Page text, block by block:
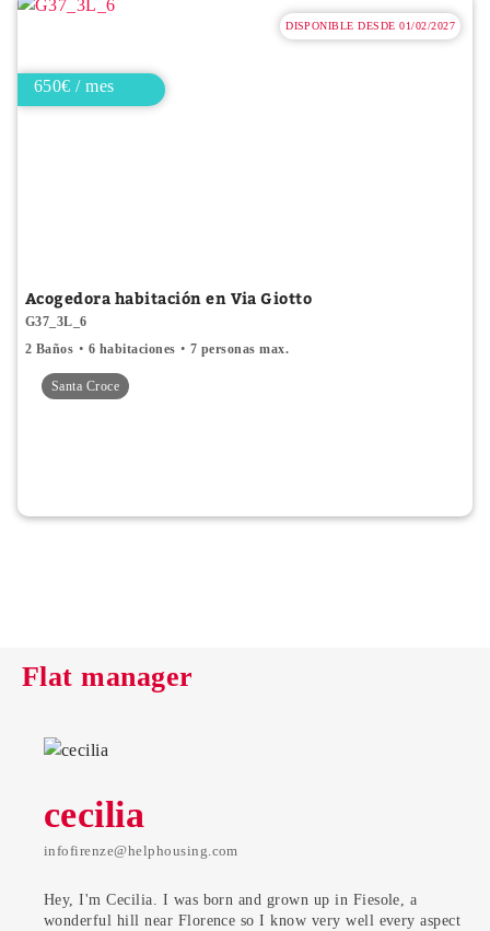
DISPONIBLE DESDE 01/02/2027
650€ / mes
Acogedora habitación en Via Giotto
G37_3L_6
2 Baños
6 habitaciones 7 personas max.
Santa Croce
Flat manager
cecilia
infofirenze@helphousing.com
Hey, I'm Cecilia. I was born and grown up in Fiesole, a
wonderful hill near Florence so I know very well every aspect